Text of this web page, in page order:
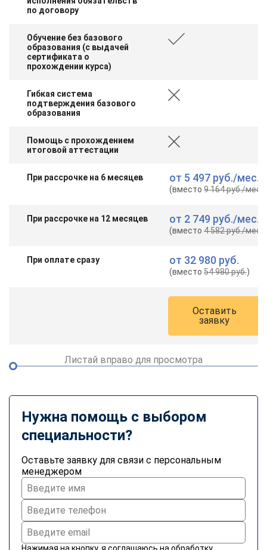
по договору
Обучение без базового
образования (с выдачей
сертификата о
прохождении курса)
Гибкая система
подтверждения базового
образования
Помощь с прохождением
итоговой аттестации
При рассрочке на 6 месяцев от 5 497 руб./мес.
(вместо9 164 руб./мес.
При рассрочке на 12 месяцев от 2 749 руб./мес.
(вместо4 582 руб./мес.
При оплате сразу от 32 980 руб.
(вместо54 980 руб.)
Оставить
заявку
Листай вправо для просмотра
Нужна помощь с выбором
специальности?
Оставьте заявку для связи с персональным
менеджером
Нажимая на кнопку, я соглашаюсь на обработку